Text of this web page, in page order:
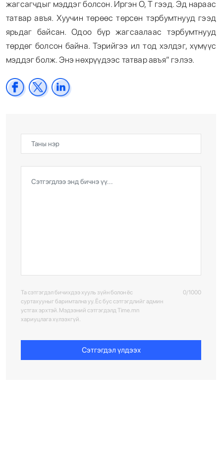
жагсагчдыг мэддэг болсон. Иргэн О, Т гээд. Эд нараас
татвар авъя. Хуучин төрөөс төрсөн тэрбумтнууд гээд
ярьдаг байсан. Одоо бүр жагсаалаас тэрбумтнууд
төрдөг болсон байна. Тэрийгээ ил тод хэлдэг, хүмүүс
мэддэг болж. Энэ нөхрүүдээс татвар авъя” гэлээ.
Та сэтгэгдэл бичихдээ хууль зүйн болон ёс
суртахууныг баримтална уу. Ёс бус сэтгэгдлийг админ
устгах эрхтэй. Мэдээний сэтгэгдэлд Time.mn
хариуцлага хүлээхгүй.
0/1000
Сэтгэгдэл үлдээх